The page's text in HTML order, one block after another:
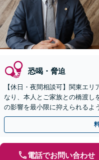
恐喝・脅迫
【休日・夜間相談可】関東エ
なり、本人とご家族との橋渡し
の影響を最小限に抑えられるよ
ト」「任意取調べにも対応」
電話でお問い合わせ